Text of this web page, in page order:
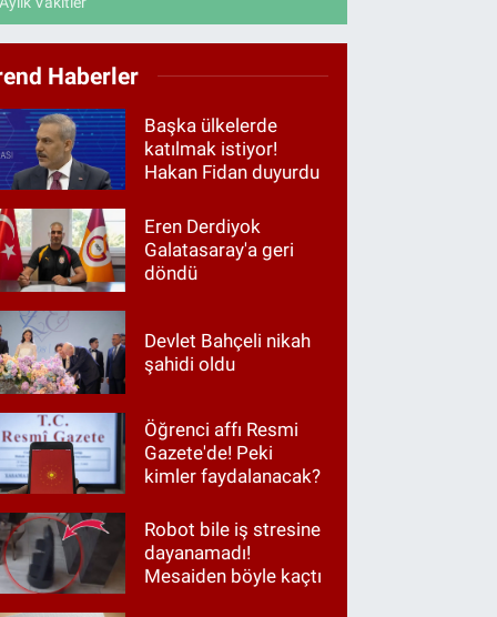
Haberler
Başka ülkelerde
katılmak istiyor!
Hakan Fidan duyurdu
Eren Derdiyok
Galatasaray'a geri
döndü
Devlet Bahçeli nikah
şahidi oldu
Öğrenci affı Resmi
Gazete'de! Peki
kimler faydalanacak?
Robot bile iş stresine
dayanamadı!
Mesaiden böyle kaçtı